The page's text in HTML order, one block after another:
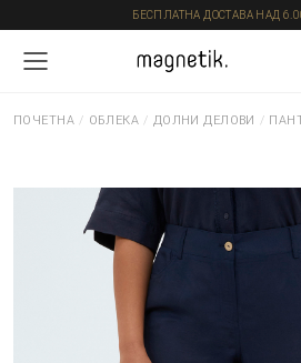
БЕСПЛАТНА ДОСТАВА НАД
ПОЧЕТНА / ОБЛЕКА / ДОЛНИ ДЕЛОВИ /